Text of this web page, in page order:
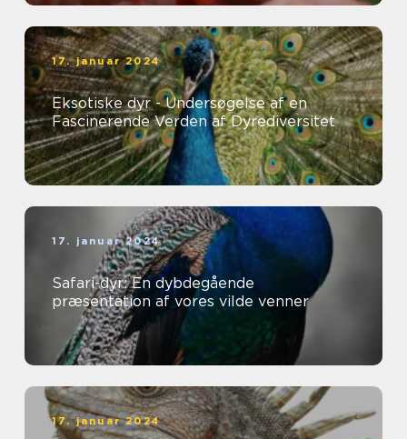
17. januar 2024
Eksotiske dyr - Undersøgelse af en
Fascinerende Verden af Dyrediversitet
17. januar 2024
Safari-dyr: En dybdegående
præsentation af vores vilde venner
17. januar 2024